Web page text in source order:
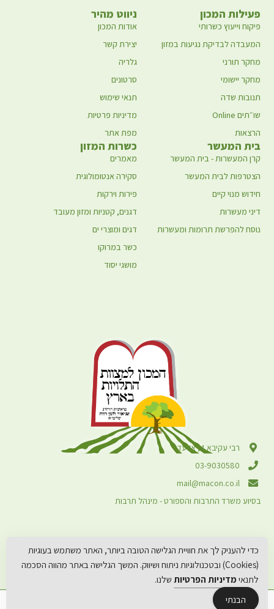
רבי עקיבא 4, אלעד
03-9030580
mail@macon.co.il
בסיוע משרד התרבות והספורט - מינהל תרבות
ניווט מהיר
אודות המכון
יצירת קשר
גלריה
סרטונים
תנאי שימוש
מדיניות פרטיות
מפת אתר
פעילות המכון
פיקוח וייעוץ כשרותי
המעבדה לבדיקת נגיעות במזון
מחקר תורני
מחקר יישומי
תנובות שדה
שו״תים Online
הרצאות
כשרות המזון
מאמרים
סקירה אנטומולוגית
פירות וירקות
דגנים, קטניות ומזון מעובד
דגים ומוצרי ים
כשר במרוקו
מושגי יסוד
בית המעשר
קרן המעשרות - בית המעשר
הצטרפות לבית המעשר
חידוש מנוי קיים
דיני מעשרות
נוסח להפרשת תרומות ומעשרות
כדי להעניק לך את חוויית הגלישה הטובה ביותר, האתר משתמש בעוגיות
(Cookies) ובטכנולוגיות ניתוח ושיווק. המשך הגלישה באתר מהווה הסכמה
לתנאי מדיניות הפרטיות שלנו.
הבנתי